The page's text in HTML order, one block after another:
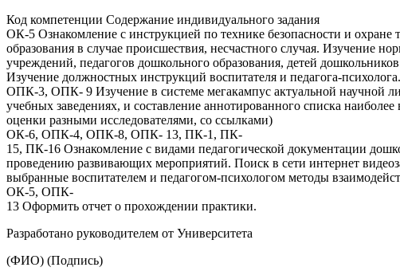
Код компетенции Содержание индивидуального задания
ОК-5 Ознакомление с инструкцией по технике безопасности и
образования в случае происшествия, несчастного случая. Изучение
учреждений, педагогов дошкольного образования, детей
Изучение должностных инструкций воспитателя и педагога-психолога.
ОПК-3, ОПК- 9 Изучение в системе мегакампус актуальной научной
учебных заведениях, и составление аннотированного списка
оценки разными исследователями, со ссылками)
ОК-6, ОПК-4, ОПК-8, ОПК- 13, ПК-1, ПК-
15, ПК-16 Ознакомление с видами педагогической документации
проведению развивающих мероприятий. Поиск в сети интернет
выбранные воспитателем и педагогом-психологом методы
ОК-5, ОПК-
13 Оформить отчет о прохождении практики.
Разработано руководителем от Университета
(ФИО) (Подпись)